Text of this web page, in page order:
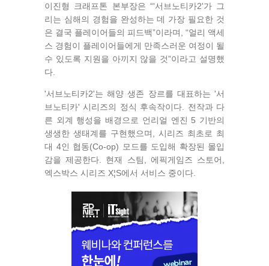
이진형 크래프톤 본부장은 “'서브노티카2'가 그
리는 심해의 경험을 완성하는 데 가장 필요한 것
은 결국 플레이어들의 피드백”이라며, “얼리 액세
스 경험이 플레이어들에게 만족스러운 여정이 될
수 있도록 지원을 아끼지 않을 것”이라고 설명했
다.
'서브노티카2'는 해양 생존 장르를 대표하는 '서
브노티카' 시리즈의 정식 후속작이다. 전작과 다
른 외계 행성을 배경으로 언리얼 엔진 5 기반의
생생한 생태계를 구현했으며, 시리즈 최초로 최
대 4인 협동(Co-op) 모드를 도입해 확장된 몰입
감을 제공한다. 현재 스팀, 에픽게임즈 스토어,
엑스박스 시리즈 X¦S에서 서비스 중이다.